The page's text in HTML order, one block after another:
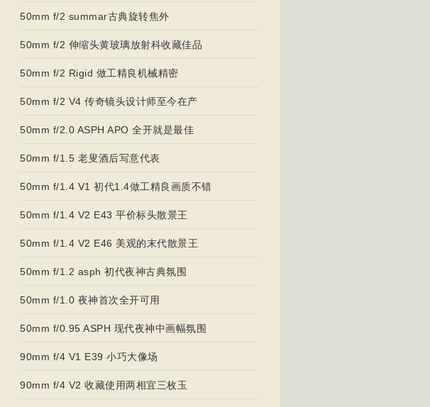
50mm f/2 summar古典旋转焦外
50mm f/2 伸缩头黄玻璃放射科收藏佳品
50mm f/2 Rigid 做工精良机械精密
50mm f/2 V4 传奇镜头设计师至今在产
50mm f/2.0 ASPH APO 全开就是最佳
50mm f/1.5 老叟酒后写意代表
50mm f/1.4 V1 初代1.4做工精良画质不错
50mm f/1.4 V2 E43 平价标头散景王
50mm f/1.4 V2 E46 美观的末代散景王
50mm f/1.2 asph 初代夜神古典氛围
50mm f/1.0 夜神首次全开可用
50mm f/0.95 ASPH 现代夜神中画幅氛围
90mm f/4 V1 E39 小巧大像场
90mm f/4 V2 收藏使用两相宜三枚玉